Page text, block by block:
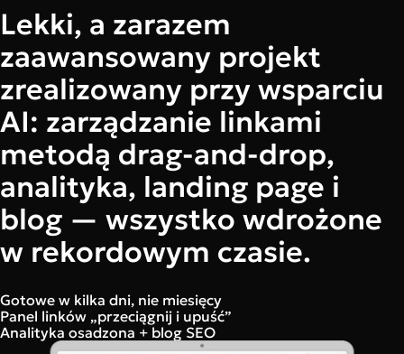
Lekki, a zarazem
zaawansowany projekt
zrealizowany przy wsparciu
AI: zarządzanie linkami
metodą drag-and-drop,
analityka, landing page i
blog — wszystko wdrożone
w rekordowym czasie.
Gotowe w kilka dni, nie miesięcy
Panel linków „przeciągnij i upuść”
Analityka osadzona + blog SEO